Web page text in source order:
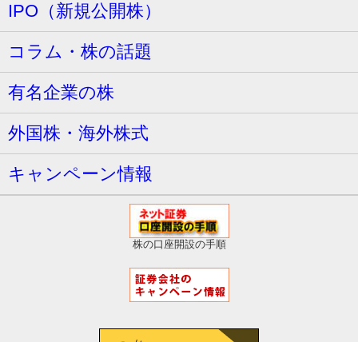
IPO（新規公開株）
コラム・株の話題
有名企業の株
外国株・海外株式
キャンペーン情報
株の口座開設の手順